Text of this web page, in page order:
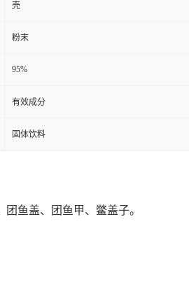
壳
粉末
95%
有效成分
固体饮料
团鱼盖、团鱼甲、鳖盖子。